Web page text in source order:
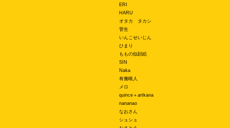
ERI
HARU
オタカ タカシ
菅生
いんこせいじん
ひまり
ももの似顔絵
SIN
Naka
有働唯人
メロ
quince＋artkana
nananao
なおさん
シュシュ